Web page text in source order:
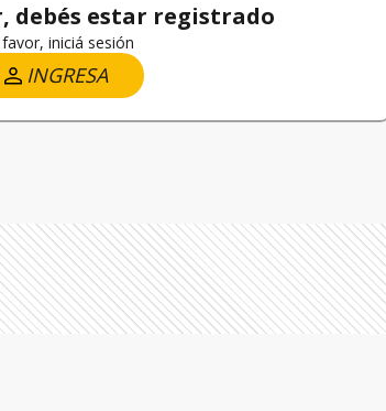
debés estar registrado
iniciá sesión
INGRESA